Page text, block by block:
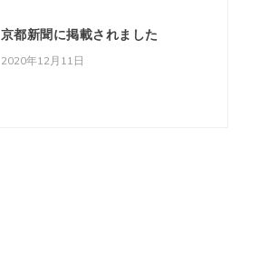
京都新聞に掲載されました
2020年12月11日